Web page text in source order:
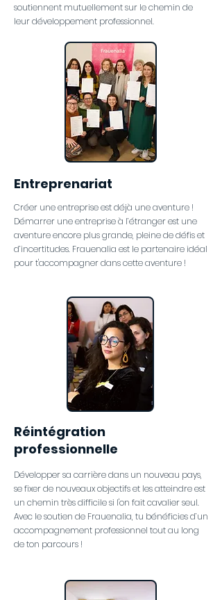
soutiennent mutuellement sur le chemin de
leur développement professionnel.
Entreprenariat
Créer une entreprise est déjà une aventure !
Démarrer une entreprise à l’étranger est une
aventure encore plus grande, pleine de défis et
d’incertitudes. Frauenalia est le partenaire idéal
pour t'accompagner dans cette aventure !
Réintégration
professionnelle
Développer sa carrière dans un nouveau pays,
se fixer de nouveaux objectifs et les atteindre est
un chemin très difficile si l'on fait cavalier seul.
Avec le soutien de Frauenalia, tu bénéficies d’un
accompagnement professionnel tout au long
de ton parcours !